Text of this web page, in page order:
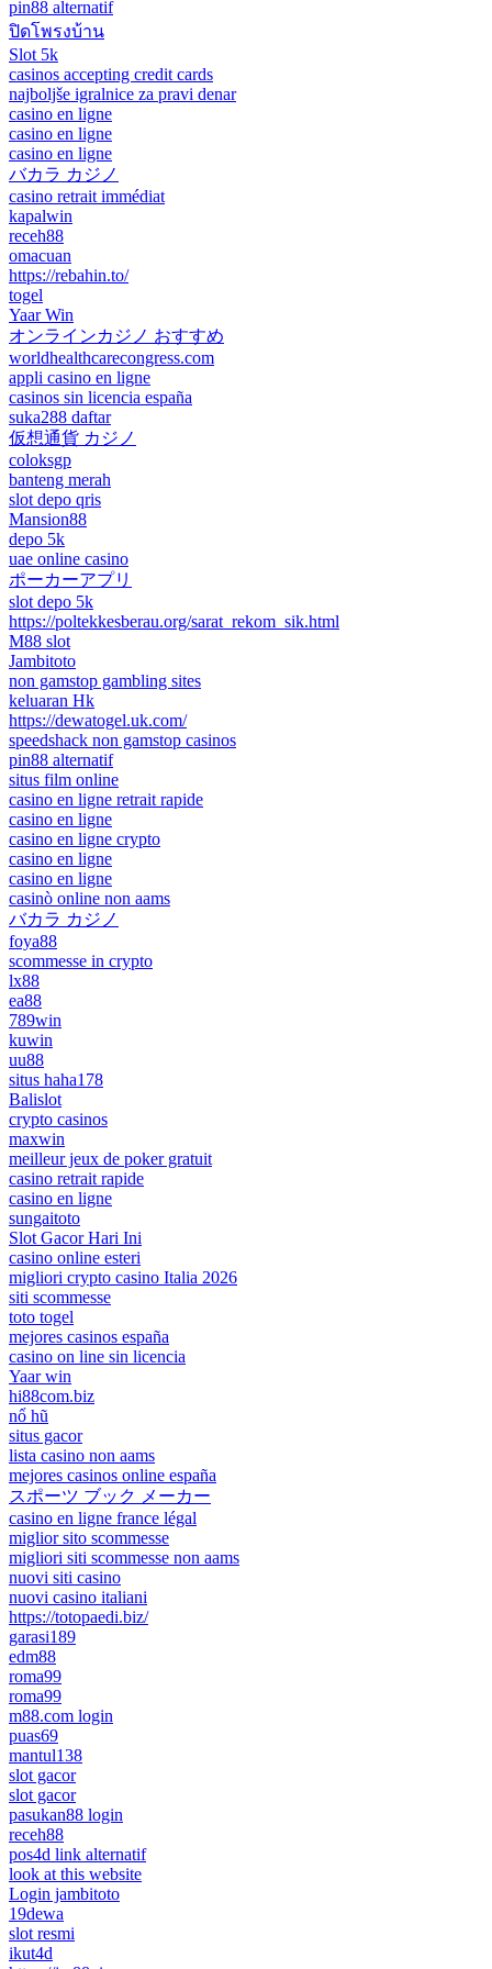
pin88 alternatif
ปิดโพรงบ้าน
Slot 5k
casinos accepting credit cards
najboljše igralnice za pravi denar
casino en ligne
casino en ligne
casino en ligne
バカラ カジノ
casino retrait immédiat
kapalwin
receh88
omacuan
https://rebahin.to/
togel
Yaar Win
オンラインカジノ おすすめ
worldhealthcarecongress.com
appli casino en ligne
casinos sin licencia españa
suka288 daftar
仮想通貨 カジノ
coloksgp
banteng merah
slot depo qris
Mansion88
depo 5k
uae online casino
ポーカーアプリ
slot depo 5k
https://poltekkesberau.org/sarat_rekom_sik.html
M88 slot
Jambitoto
non gamstop gambling sites
keluaran Hk
https://dewatogel.uk.com/
speedshack non gamstop casinos
pin88 alternatif
situs film online
casino en ligne retrait rapide
casino en ligne
casino en ligne crypto
casino en ligne
casino en ligne
casinò online non aams
バカラ カジノ
foya88
scommesse in crypto
lx88
ea88
789win
kuwin
uu88
situs haha178
Balislot
crypto casinos
maxwin
meilleur jeux de poker gratuit
casino retrait rapide
casino en ligne
sungaitoto
Slot Gacor Hari Ini
casino online esteri
migliori crypto casino Italia 2026
siti scommesse
toto togel
mejores casinos españa
casino on line sin licencia
Yaar win
hi88com.biz
nổ hũ
situs gacor
lista casino non aams
mejores casinos online españa
スポーツ ブック メーカー
casino en ligne france légal
miglior sito scommesse
migliori siti scommesse non aams
nuovi siti casino
nuovi casino italiani
https://totopaedi.biz/
garasi189
edm88
roma99
roma99
m88.com login
puas69
mantul138
slot gacor
slot gacor
pasukan88 login
receh88
pos4d link alternatif
look at this website
Login jambitoto
19dewa
slot resmi
ikut4d